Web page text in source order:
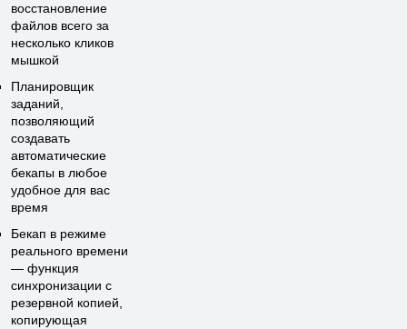
восстановление
файлов всего за
несколько кликов
мышкой
Планировщик
заданий,
позволяющий
создавать
автоматические
бекапы в любое
удобное для вас
время
Бекап в режиме
реального времени
— функция
синхронизации с
резервной копией,
копирующая